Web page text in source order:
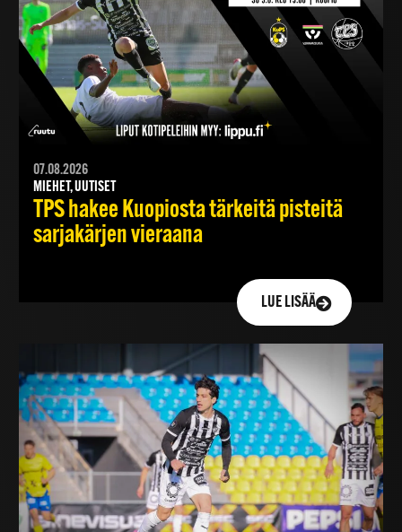
07.08.2026
MIEHET, UUTISET
TPS hakee Kuopiosta tärkeitä pisteitä
sarjakärjen vieraana
LUE LISÄÄ